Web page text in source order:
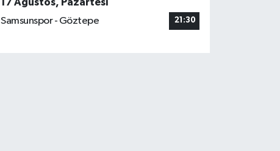
Samsunspor - Göztepe
21:30